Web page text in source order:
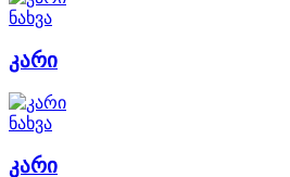
ნახვა
კარი
ნახვა
კარი